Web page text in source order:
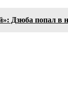
Дзюба попал